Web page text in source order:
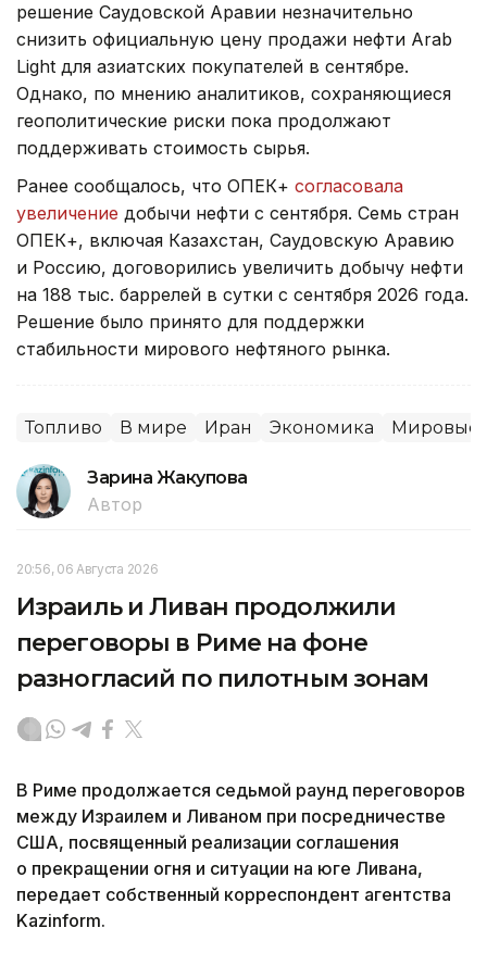
решение Саудовской Аравии незначительно
снизить официальную цену продажи нефти Arab
Light для азиатских покупателей в сентябре.
Однако, по мнению аналитиков, сохраняющиеся
геополитические риски пока продолжают
поддерживать стоимость сырья.
Ранее сообщалось, что ОПЕК+ согласовала
увеличение добычи нефти с сентября. Семь стран
ОПЕК+, включая Казахстан, Саудовскую Аравию
и Россию, договорились увеличить добычу нефти
на 188 тыс. баррелей в сутки с сентября 2026 года.
Решение было принято для поддержки
стабильности мирового нефтяного рынка.
Топливо В мире Иран Экономика Мировые
Зарина Жакупова
Автор
20:56, 06 Августа 2026
Израиль и Ливан продолжили
переговоры в Риме на фоне
разногласий по пилотным зонам
В Риме продолжается седьмой раунд переговоров
между Израилем и Ливаном при посредничестве
США, посвященный реализации соглашения
о прекращении огня и ситуации на юге Ливана,
передает собственный корреспондент агентства
Kazinform.